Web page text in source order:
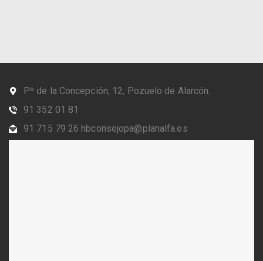
Pº de la Concepción, 12, Pozuelo de Alarcón.
91 352 01 81
91 715 79 26 hbconsejopa@planalfa.es